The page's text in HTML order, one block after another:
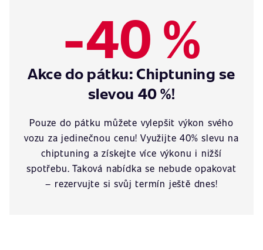
-40 %
Akce do pátku: Chiptuning se
slevou 40 %!
Pouze do pátku můžete vylepšit výkon svého
vozu za jedinečnou cenu! Využijte 40% slevu na
chiptuning a získejte více výkonu i nižší
spotřebu. Taková nabídka se nebude opakovat
– rezervujte si svůj termín ještě dnes!